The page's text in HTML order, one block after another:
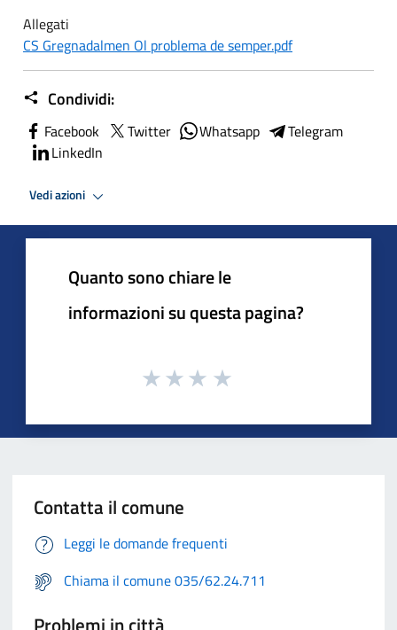
Allegati
CS Gregnadalmen Ol problema de semper.pdf
Condividi:
Facebook Twitter Whatsapp
Telegram
LinkedIn
Vedi azioni
Quanto sono chiare le
informazioni su questa pagina?
Contatta il comune
Leggi le domande frequenti
Chiama il comune 035/62.24.711